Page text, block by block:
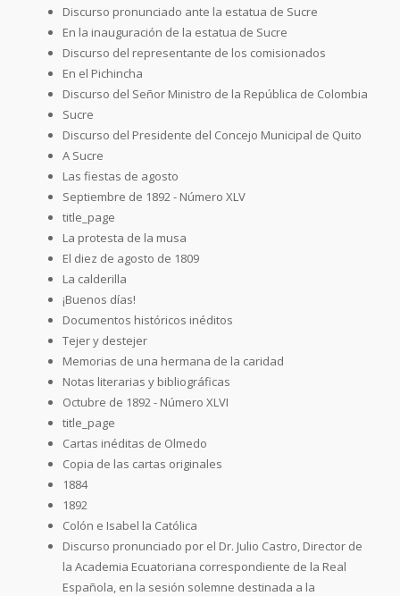
Discurso pronunciado ante la estatua de Sucre
En la inauguración de la estatua de Sucre
Discurso del representante de los comisionados
En el Pichincha
Discurso del Señor Ministro de la República de Colombia
Sucre
Discurso del Presidente del Concejo Municipal de Quito
A Sucre
Las fiestas de agosto
Septiembre de 1892 - Número XLV
title_page
La protesta de la musa
El diez de agosto de 1809
La calderilla
¡Buenos días!
Documentos históricos inéditos
Tejer y destejer
Memorias de una hermana de la caridad
Notas literarias y bibliográficas
Octubre de 1892 - Número XLVI
title_page
Cartas inéditas de Olmedo
Copia de las cartas originales
1884
1892
Colón e Isabel la Católica
Discurso pronunciado por el Dr. Julio Castro, Director de
la Academia Ecuatoriana correspondiente de la Real
Española, en la sesión solemne destinada a la